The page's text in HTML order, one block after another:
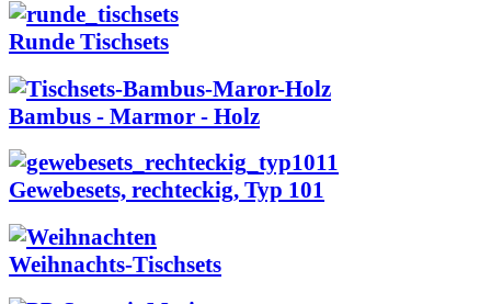
Runde Tischsets
Bambus - Marmor - Holz
Gewebesets, rechteckig, Typ 101
Weihnachts-Tischsets